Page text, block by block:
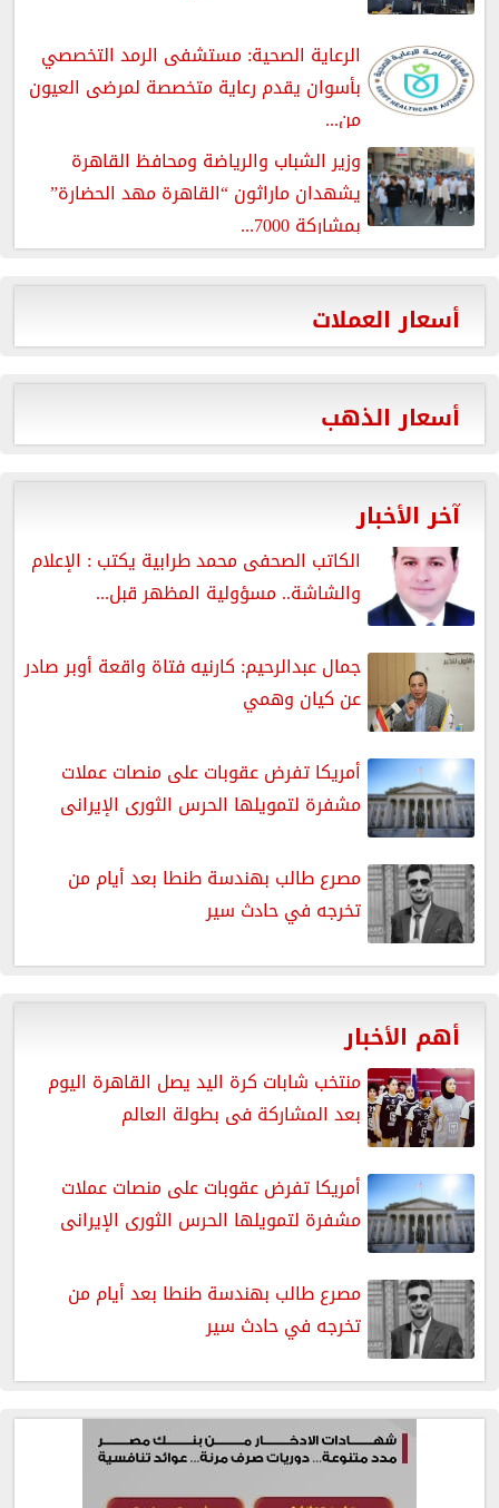
الرعاية الصحية: مستشفى الرمد التخصصي
بأسوان يقدم رعاية متخصصة لمرضى العيون
من...
وزير الشباب والرياضة ومحافظ القاهرة
يشهدان ماراثون “القاهرة مهد الحضارة”
بمشاركة 7000...
أسعار العملات
أسعار الذهب
آخر الأخبار
الكاتب الصحفى محمد طرابية يكتب : الإعلام
والشاشة.. مسؤولية المظهر قبل...
جمال عبدالرحيم: كارنيه فتاة واقعة أوبر صادر
عن كيان وهمي
أمريكا تفرض عقوبات على منصات عملات
مشفرة لتمويلها الحرس الثورى الإيرانى
مصرع طالب بهندسة طنطا بعد أيام من
تخرجه في حادث سير
أهم الأخبار
منتخب شابات كرة اليد يصل القاهرة اليوم
بعد المشاركة فى بطولة العالم
أمريكا تفرض عقوبات على منصات عملات
مشفرة لتمويلها الحرس الثورى الإيرانى
مصرع طالب بهندسة طنطا بعد أيام من
تخرجه في حادث سير